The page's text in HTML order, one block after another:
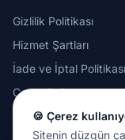
Gizlilik Politikası
Hizmet Şartları
İade ve İptal Politikası
Çerez Politikası
Kabul Edilebilir
Politikası
🍪 Çerez
Sitenin düzgün